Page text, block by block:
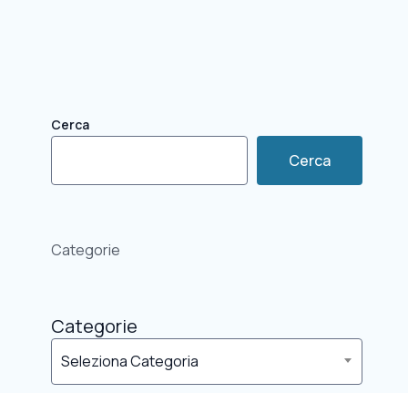
Cerca
Cerca
Categorie
Categorie
Seleziona Categoria